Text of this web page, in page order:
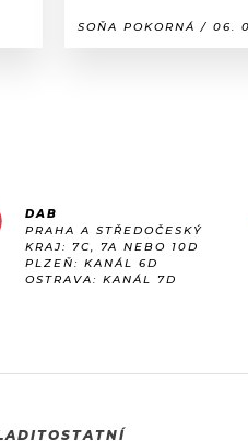
SOŇA POKORNÁ / 06.
DAB
PRAHA A STŘEDOČESKÝ
KRAJ: 7C, 7A NEBO 10D
PLZEŇ: KANÁL 6D
OSTRAVA: KANÁL 7D
OSTATNÍ